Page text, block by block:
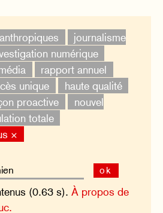
journalisme
numérique
rapport annuel
unique
haute qualité
proactive
nouvel
totale
×
ok
(0.63 s).À propos de